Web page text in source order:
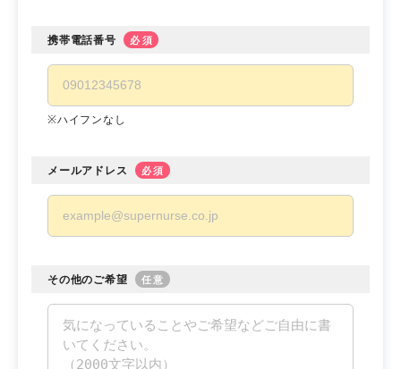
携帯電話番号 必須
※ハイフンなし
メールアドレス 必須
その他のご希望 任意